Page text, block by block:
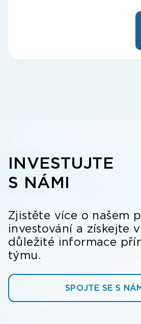
INVESTUJTE
S NÁMI
Zjistěte více o našem
investování a získejte
důležité informace
týmu.
SPOJTE SE S